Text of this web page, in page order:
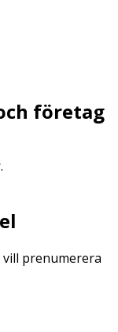
företag
prenumerera